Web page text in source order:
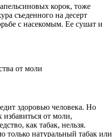
корок, тоже
съеденного на десерт
с насекомым. Ее сушат и
от моли
здоровью человека. Но
избавиться от моли,
как табак, нельзя.
только натуральный табак или